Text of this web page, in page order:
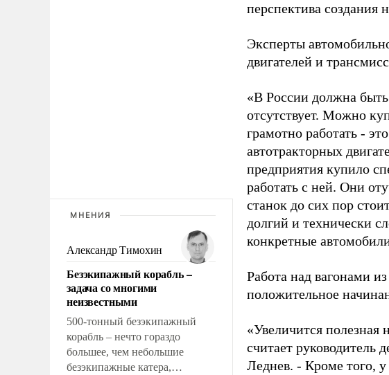
МНЕНИЯ
Александр Тимохин
Безэкипажный корабль –
задача со многими
неизвестными
500-тонный безэкипажный
корабль – нечто гораздо
большее, чем небольшие
безэкипажные катера,
перспектива создания
Эксперты
двигателей и
«В России должна
отсутствует. Можно
грамотно работать -
автотракторных
предприятия купило
работать с ней. Они
станок до сих пор
долгий и технически
конкретные
Работа над вагонами
положительное
«Увеличится полезная
считает руководитель
Леднев. - Кроме того, у